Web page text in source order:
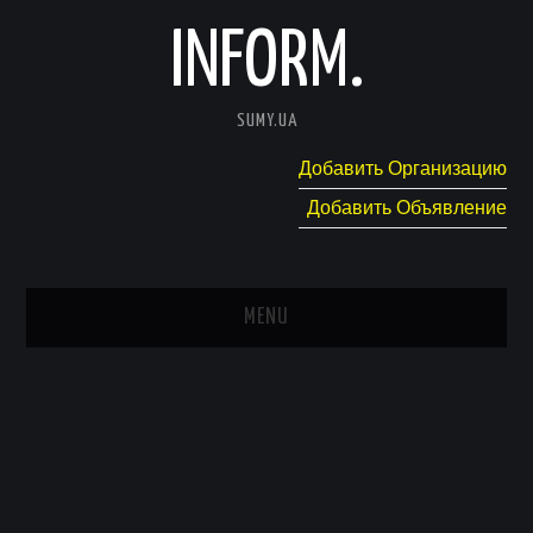
INFORM.
SUMY.UA
Добавить Организацию
Добавить Объявление
MENU